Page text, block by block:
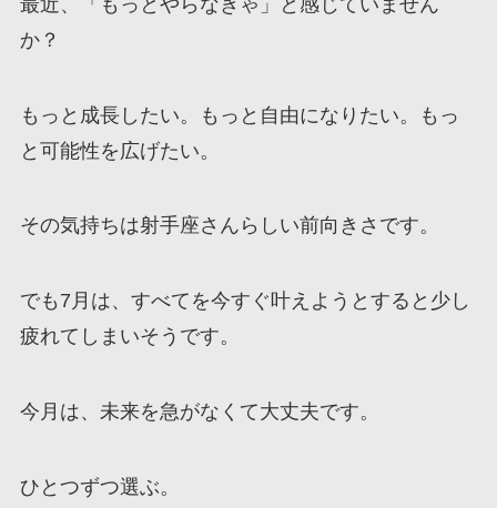
か？
もっと成長したい。もっと自由になりたい。もっ
と可能性を広げたい。
その気持ちは射手座さんらしい前向きさです。
でも7月は、すべてを今すぐ叶えようとすると少し
疲れてしまいそうです。
今月は、未来を急がなくて大丈夫です。
ひとつずつ選ぶ。